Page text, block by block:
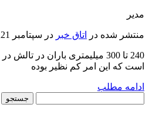
مدیر
منتشر شده در اتاق خبر در سپتامبر 21, 2020
240 تا 300 میلیمتری باران در
است که این امر کم نظیر بوده
ادامه مطلب